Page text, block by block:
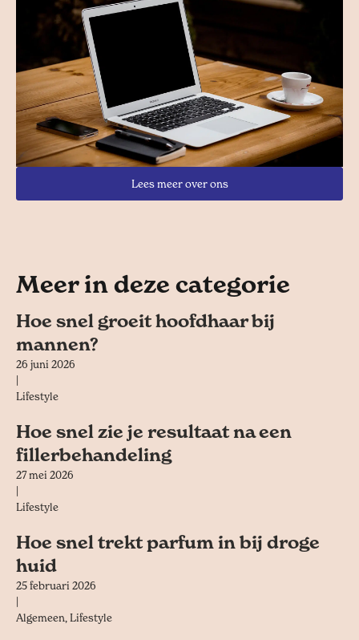
Lees meer over ons
Meer in deze categorie
Hoe snel groeit hoofdhaar bij
mannen?
26 juni 2026
Lifestyle
Hoe snel zie je resultaat na een
fillerbehandeling
27 mei 2026
Lifestyle
Hoe snel trekt parfum in bij droge
huid
25 februari 2026
Algemeen Lifestyle